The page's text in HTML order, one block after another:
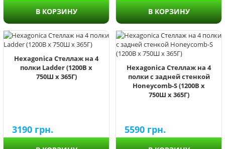
В КОРЗИНУ В КОРЗИНУ
Hexagonica Стеллаж на 4
полки Ladder (1200В х
750Ш х 365Г)
3190 грн.
Hexagonica Стеллаж на 4
полки с задней стенкой
Honeycomb-S (1200В х
750Ш х 365Г)
5590 грн.